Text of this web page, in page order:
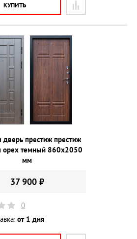
КУПИТЬ
дверь престиж престиж
орех темный 860х2050
мм
37 900 ₽
0
от 1 дня